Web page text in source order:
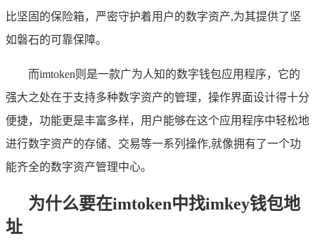
比坚固的保险箱，严密守护着用户的数字资产,为其提供了坚
如磐石的可靠保障。
而imtoken则是一款广为人知的数字钱包应用程序，它的
强大之处在于支持多种数字资产的管理，操作界面设计得十分
便捷，功能更是丰富多样，用户能够在这个应用程序中轻松地
进行数字资产的存储、交易等一系列操作,就像拥有了一个功
能齐全的数字资产管理中心。
为什么要在imtoken中找imkey钱包地
址